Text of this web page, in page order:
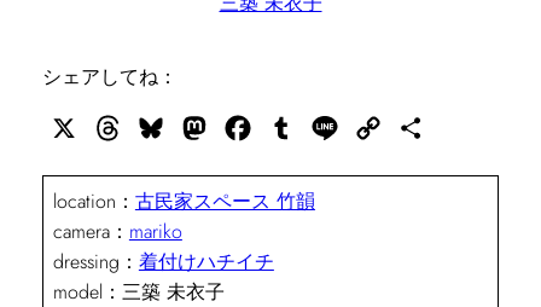
シェアしてね：
ThreadsBlueskyMastodonFacebook
Tumblr Line
Copy
location： 古民家スペース 竹韻
camera： mariko
dressing： 着付けハチイチ
model：三築 未衣子